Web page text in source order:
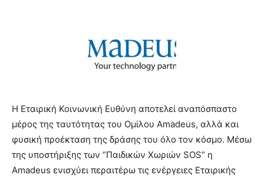
Η Εταιρική Κοινωνική Ευθύνη αποτελεί αναπόσπαστο
μέρος της ταυτότητας του Ομίλου Amadeus, αλλά και
φυσική προέκταση της δράσης του όλο τον κόσμο. Μέσω
της υποστήριξης των “Παιδικών Χωριών SOS” η
Amadeus ενισχύει περαιτέρω τις ενέργειες Εταιρικής